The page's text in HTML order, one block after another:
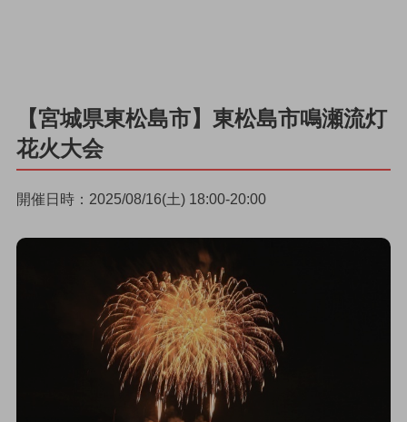
【宮城県東松島市】東松島市鳴瀬流灯
花火大会
開催日時：2025/08/16(土) 18:00-20:00